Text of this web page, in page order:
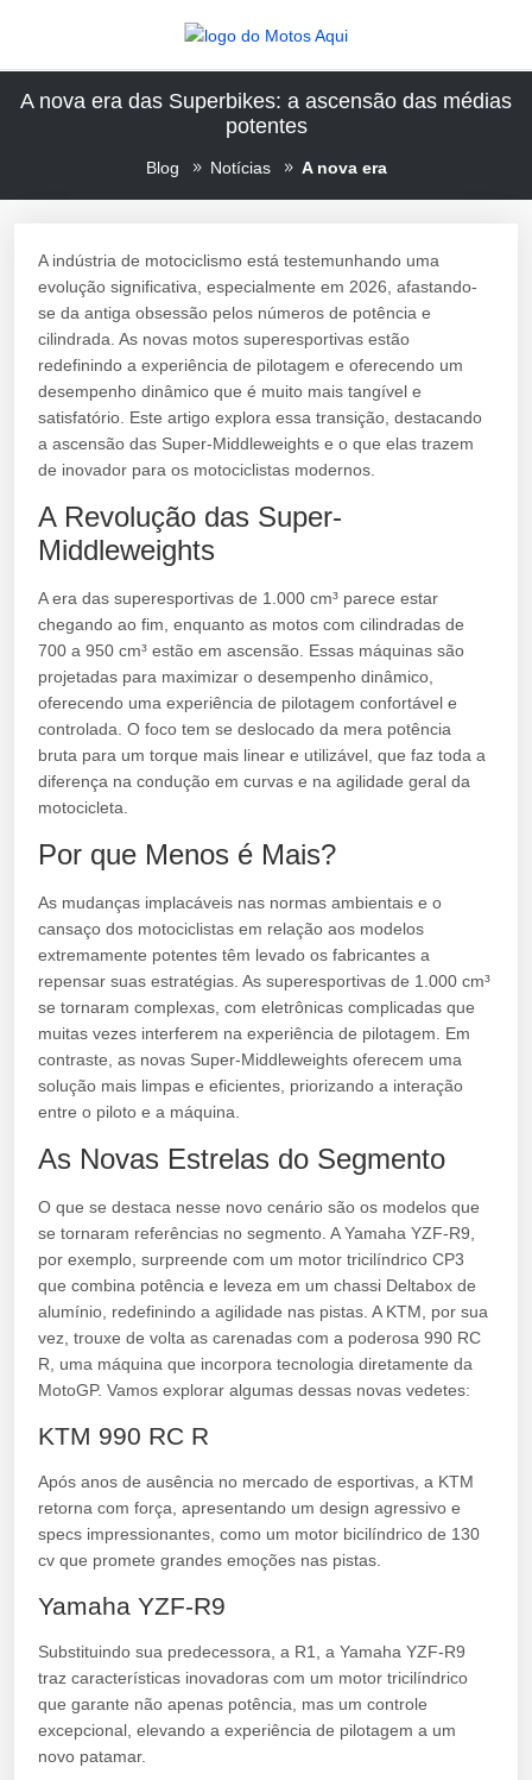
A nova era das Superbikes: a ascensão das médias
potentes
Blog Notícias A nova era
A indústria de motociclismo está testemunhando uma
evolução significativa, especialmente em 2026, afastando-
se da antiga obsessão pelos números de potência e
cilindrada. As novas motos superesportivas estão
redefinindo a experiência de pilotagem e oferecendo um
desempenho dinâmico que é muito mais tangível e
satisfatório. Este artigo explora essa transição, destacando
a ascensão das Super-Middleweights e o que elas trazem
de inovador para os motociclistas modernos.
A Revolução das Super-
Middleweights
A era das superesportivas de 1.000 cm³ parece estar
chegando ao fim, enquanto as motos com cilindradas de
700 a 950 cm³ estão em ascensão. Essas máquinas são
projetadas para maximizar o desempenho dinâmico,
oferecendo uma experiência de pilotagem confortável e
controlada. O foco tem se deslocado da mera potência
bruta para um torque mais linear e utilizável, que faz toda a
diferença na condução em curvas e na agilidade geral da
motocicleta.
Por que Menos é Mais?
As mudanças implacáveis nas normas ambientais e o
cansaço dos motociclistas em relação aos modelos
extremamente potentes têm levado os fabricantes a
repensar suas estratégias. As superesportivas de 1.000 cm³
se tornaram complexas, com eletrônicas complicadas que
muitas vezes interferem na experiência de pilotagem. Em
contraste, as novas Super-Middleweights oferecem uma
solução mais limpas e eficientes, priorizando a interação
entre o piloto e a máquina.
As Novas Estrelas do Segmento
O que se destaca nesse novo cenário são os modelos que
se tornaram referências no segmento. A Yamaha YZF-R9,
por exemplo, surpreende com um motor tricilíndrico CP3
que combina potência e leveza em um chassi Deltabox de
alumínio, redefinindo a agilidade nas pistas. A KTM, por sua
vez, trouxe de volta as carenadas com a poderosa 990 RC
R, uma máquina que incorpora tecnologia diretamente da
MotoGP. Vamos explorar algumas dessas novas vedetes:
KTM 990 RC R
Após anos de ausência no mercado de esportivas, a KTM
retorna com força, apresentando um design agressivo e
specs impressionantes, como um motor bicilíndrico de 130
cv que promete grandes emoções nas pistas.
Yamaha YZF-R9
Substituindo sua predecessora, a R1, a Yamaha YZF-R9
traz características inovadoras com um motor tricilíndrico
que garante não apenas potência, mas um controle
excepcional, elevando a experiência de pilotagem a um
novo patamar.